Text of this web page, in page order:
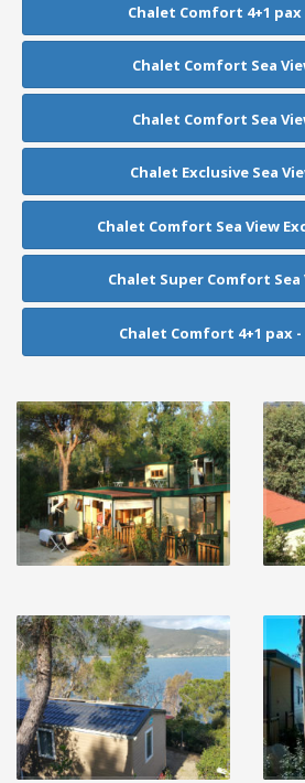
Chalet Comfort 4+1 pax
Chalet Comfort Sea
Chalet Comfort Sea
Chalet Exclusive Sea
Chalet Comfort Sea View
Chalet Super Comfort Sea
Chalet Comfort 4+1 pax -